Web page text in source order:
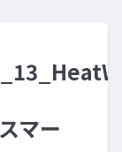
マー